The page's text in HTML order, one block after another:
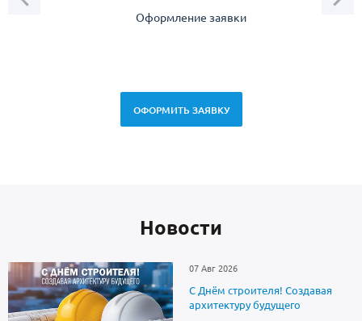
Оформление заявки
ОФОРМИТЬ ЗАЯВКУ
Новоcти
07 Авг 2026
С Днём строителя! Создавая
архитектуру будущего